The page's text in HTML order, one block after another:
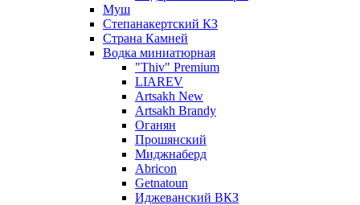
Муш
Степанакертский КЗ
Страна Камней
Водка миниатюрная
"Thiv" Premium
LIAREV
Artsakh New
Artsakh Brandy
Оганян
Прошянский
Миджнаберд
Abricon
Getnatoun
Иджеванский ВКЗ